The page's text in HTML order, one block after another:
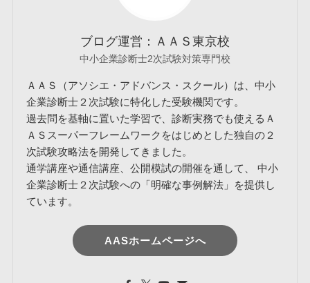
ブログ運営：ＡＡＳ東京校
中小企業診断士2次試験対策専門校
ＡＡＳ（アソシエ・アドバンス・スクール）は、中小
企業診断士２次試験に特化した受験機関です。
過去問を基軸に置いた学習で、診断実務でも使えるＡ
ＡＳスーパーフレームワークをはじめとした独自の２
次試験攻略法を開発してきました。
通学講座や通信講座、公開模試の開催を通して、 中小
企業診断士２次試験への「明確な事例解法」を提供し
ています。
AASホームページへ